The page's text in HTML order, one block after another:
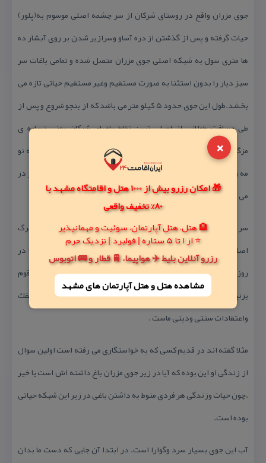
×
🎁 امکان رزرو بیش از 1000 هتل و اقامتگاه مشهد با
80% تخفیف واقعی
🏨 هتل، هتل آپارتمان، سوئیت و مهمانپذیر
⭐ از 1 تا 5 ستاره | فولبرد | نزدیک حرم
رزرو آنلاین بلیط ✈️ هواپیما، 🚆 قطار و 🚌 اتوبوس
مشاهده هتل و هتل‌ آپارتمان های مشهد
جوی مزران واقع در روستای شركان از سر چشمه اصلی موسوم به(پلور)
حیات گرفته و پس از گذشتن از دره آساو وسرازیر شدن بر روی آبشار ده
ها متری سول به شبكه اصلی جوی مزران متصل شده و تمامی باغات سر
سبز دیار را بدون استثنا به صورت مستقیم وغیر مستقیم حیاتی تازه می
بخشد.طول این جوی حدود ۵ كیلو متر می باشد كه از بنجو شروع و پس از
طی مسافت طولانی از اصلی ترین نقاط باغهای شركان یعنی نساره ی
مزگی٬سوراویه٬اسپه گلیر٬نه ره لاره٬به نوروا٬زه ردی بن٬دوه ته وه نله٬به نو
مه ری٬مریم كه٬ملكو آلتونی٬سه روسلمانی٬ده راسوری٬ونهایتا شولگا) سر در
می آورد.
سر سبزی ، نشاط و خرمی باغهای این روستا مدیون جریان خون در شاهرگ
اصلی این جوی یعنی مزران می باشد. اگر بخواهیم ارزش واعتبارآن را در
روزگاران گذشته ببینیم كافی است سری به تاریخ كهن و ادبیات این قوم
بزنیم كه سینه به سینه به ما رسیده و جزء تاریخ واقعی ولاینفك
واعتقادات سنتی ودینی ماست .
مثلا گفته اند در قدیم كسی كه به خواستگاری می رفته است اولین سوال
از زندگی او این بوده كه آیا در زیر جوی مزران باغ داشته اش است یا خیر
.چون حیات وزندگی هر فردی منوط به داشتن باغی در زیر این شبكه حیاتی
بوده است.
آب این جوی بسیار سرد وگوارا است. در ابتدا آن جایی كه دست ما بدان